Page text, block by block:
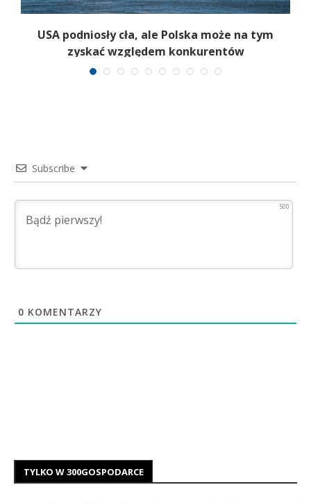
USA podniosły cła, ale Polska może na tym
zyskać względem konkurentów
Subscribe
500
0 KOMENTARZY
TYLKO W 300GOSPODARCE